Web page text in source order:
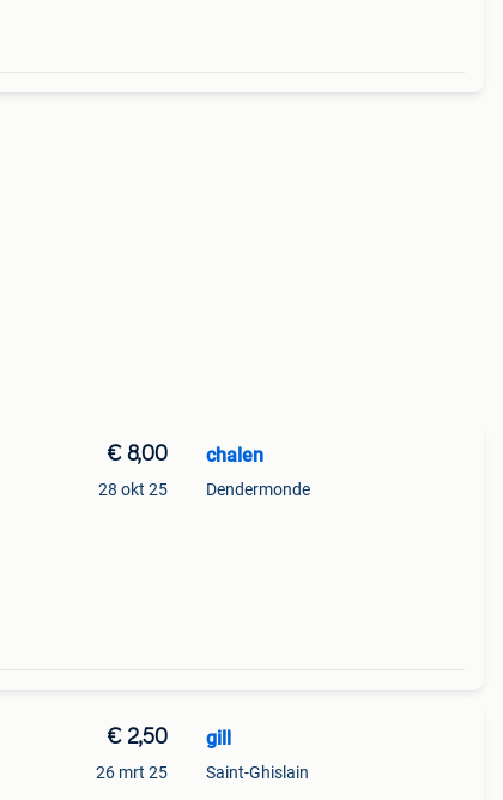
€ 8,00
28 okt 25
chalen
Dendermonde
€ 2,50
26 mrt 25
gill
Saint-Ghislain